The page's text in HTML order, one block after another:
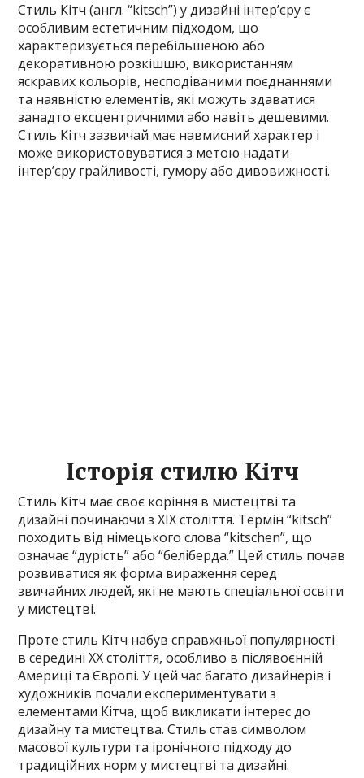
Стиль Кітч (англ. “kitsch”) у дизайні інтер’єру є
особливим естетичним підходом, що
характеризується перебільшеною або
декоративною розкішшю, використанням
яскравих кольорів, несподіваними поєднаннями
та наявністю елементів, які можуть здаватися
занадто ексцентричними або навіть дешевими.
Стиль Кітч зазвичай має навмисний характер і
може використовуватися з метою надати
інтер’єру грайливості, гумору або дивовижності.
Історія стилю Кітч
Стиль Кітч має своє коріння в мистецтві та
дизайні починаючи з XIX століття. Термін “kitsch”
походить від німецького слова “kitschen”, що
означає “дурість” або “беліберда.” Цей стиль почав
розвиватися як форма вираження серед
звичайних людей, які не мають спеціальної освіти
у мистецтві.
Проте стиль Кітч набув справжньої популярності
в середині XX століття, особливо в післявоєнній
Америці та Європі. У цей час багато дизайнерів і
художників почали експериментувати з
елементами Кітча, щоб викликати інтерес до
дизайну та мистецтва. Стиль став символом
масової культури та іронічного підходу до
традиційних норм у мистецтві та дизайні.